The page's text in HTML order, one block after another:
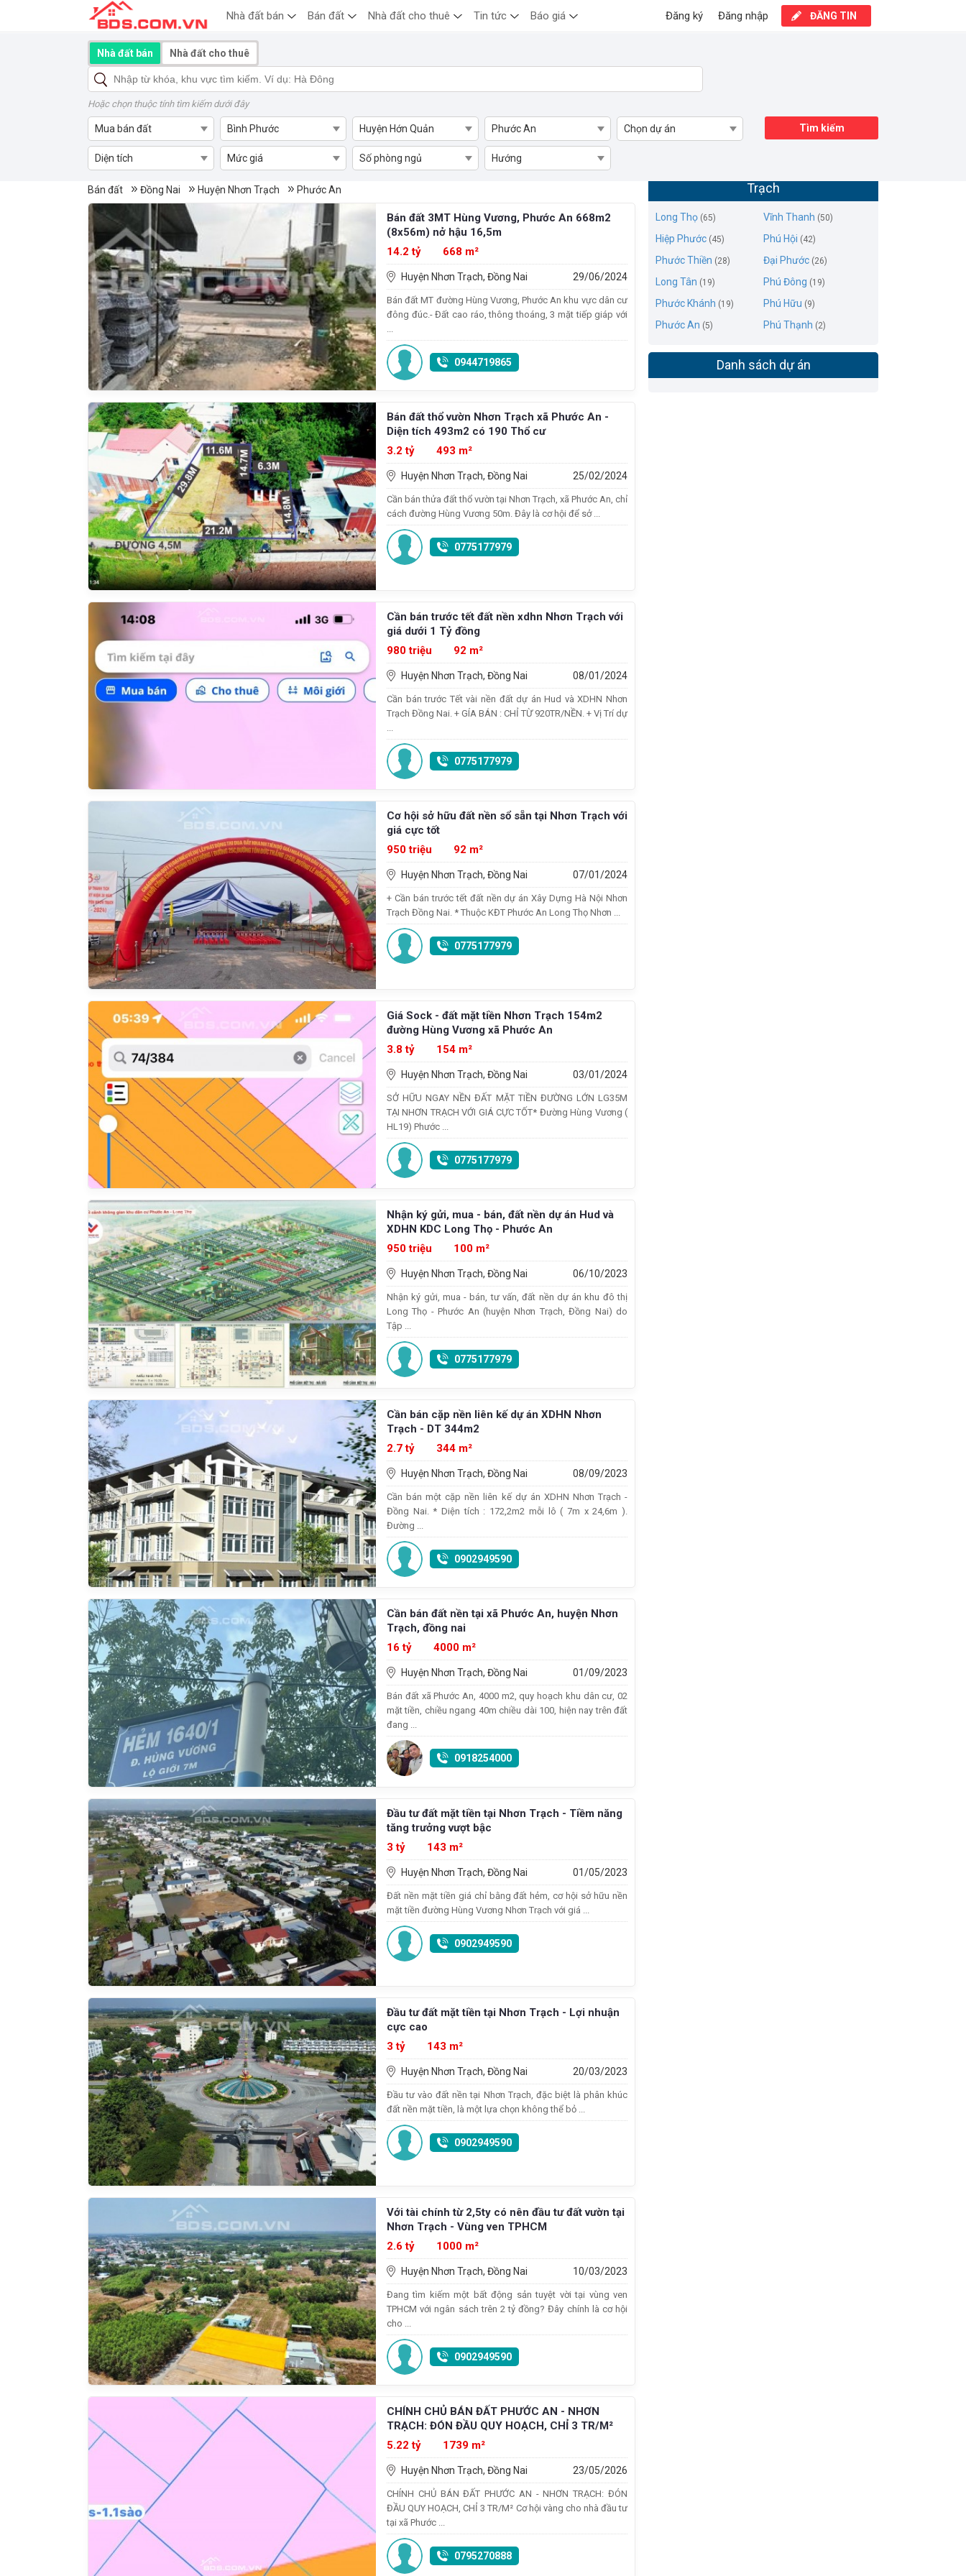
Mua bán đất Phước An, Huyện Nhơn Trạch
Bán đất Đồng Nai Huyện Nhơn Trạch Phước An
Bán đất 3MT Hùng Vương, Phước An 668m2
(8x56m) nở hậu 16,5m
14.2 tỷ
668 m²
Huyện Nhơn Trạch, Đồng Nai 29/06/2024
Bán đất MT đường Hùng Vương, Phước An khu vực dân cư
đông đúc.- Đất cao ráo, thông thoáng, 3 mặt tiếp giáp với
...
0944719865
Bán đất thổ vườn Nhơn Trạch xã Phước An -
Diện tích 493m2 có 190 Thổ cư
3.2 tỷ
493 m²
Huyện Nhơn Trạch, Đồng Nai 25/02/2024
Cần bán thửa đất thổ vườn tại Nhơn Trạch, xã Phước An, chỉ
cách đường Hùng Vương 50m. Đây là cơ hội để sở ...
0775177979
Cần bán trước tết đất nền xdhn Nhơn Trạch với
giá dưới 1 Tỷ đồng
980 triệu
92 m²
Huyện Nhơn Trạch, Đồng Nai 08/01/2024
Cần bán trước Tết vài nền đất dự án Hud và XDHN Nhơn
Trạch Đồng Nai. + GÍA BÁN : CHỈ TỪ 920TR/NỀN. + Vị Trí dự
0775177979
Cơ hội sở hữu đất nền sổ sẵn tại Nhơn Trạch với
giá cực tốt
950 triệu
92 m²
Huyện Nhơn Trạch, Đồng Nai 07/01/2024
+ Cần bán trước tết đất nền dự án Xây Dựng Hà Nội Nhơn
Trạch Đồng Nai. * Thuộc KĐT Phước An Long Thọ Nhơn ...
0775177979
Giá Sock - đất mặt tiền Nhơn Trạch 154m2
đường Hùng Vương xã Phước An
3.8 tỷ
154 m²
Huyện Nhơn Trạch, Đồng Nai 03/01/2024
SỞ HỮU NGAY NỀN ĐẤT MẶT TIỀN ĐƯỜNG LỚN LG35M
TẠI NHƠN TRẠCH VỚI GIÁ CỰC TỐT* Đường Hùng Vương (
HL19) Phước ...
0775177979
Nhận ký gửi, mua - bán, đất nền dự án Hud và
XDHN KDC Long Thọ - Phước An
950 triệu
100 m²
Huyện Nhơn Trạch, Đồng Nai 06/10/2023
Nhận ký gửi, mua - bán, tư vấn, đất nền dự án khu đô thị
Long Thọ - Phước An (huyện Nhơn Trạch, Đồng Nai) do
Tập ...
0775177979
Cần bán cặp nền liên kế dự án XDHN Nhơn
Trạch - DT 344m2
2.7 tỷ
344 m²
Huyện Nhơn Trạch, Đồng Nai 08/09/2023
Cần bán một cặp nền liên kế dự án XDHN Nhơn Trạch -
Đồng Nai. * Diện tích : 172,2m2 mỗi lô ( 7m x 24,6m ).
Đường ...
0902949590
Cần bán đất nền tại xã Phước An, huyện Nhơn
Trạch, đồng nai
16 tỷ
4000 m²
Huyện Nhơn Trạch, Đồng Nai 01/09/2023
Bán đất xã Phước An, 4000 m2, quy hoạch khu dân cư, 02
mặt tiền, chiều ngang 40m chiều dài 100, hiện nay trên đất
đang ...
0918254000
Đầu tư đất mặt tiền tại Nhơn Trạch - Tiềm năng
tăng trưởng vượt bậc
3 tỷ
143 m²
Huyện Nhơn Trạch, Đồng Nai 01/05/2023
Đất nền mặt tiền giá chỉ bằng đất hẻm, cơ hội sở hữu nền
mặt tiền đường Hùng Vương Nhơn Trạch với giá ...
0902949590
Đầu tư đất mặt tiền tại Nhơn Trạch - Lợi nhuận
cực cao
3 tỷ
143 m²
Huyện Nhơn Trạch, Đồng Nai 20/03/2023
Đầu tư vào đất nền tại Nhơn Trạch, đặc biệt là phân khúc
đất nền mặt tiền, là một lựa chọn không thể bỏ ...
0902949590
Với tài chính từ 2,5ty có nên đầu tư đất vườn tại
Nhơn Trạch - Vùng ven TPHCM
2.6 tỷ
1000 m²
Huyện Nhơn Trạch, Đồng Nai 10/03/2023
Đang tìm kiếm một bất động sản tuyệt vời tại vùng ven
TPHCM với ngân sách trên 2 tỷ đồng? Đây chính là cơ hội
cho ...
0902949590
CHÍNH CHỦ BÁN ĐẤT PHƯỚC AN - NHƠN
TRẠCH: ĐÓN ĐẦU QUY HOẠCH, CHỈ 3 TR/M²
5.22 tỷ
1739 m²
Huyện Nhơn Trạch, Đồng Nai 23/05/2026
CHÍNH CHỦ BÁN ĐẤT PHƯỚC AN - NHƠN TRẠCH: ĐÓN
ĐẦU QUY HOẠCH, CHỈ 3 TR/M² Cơ hội vàng cho nhà đầu tư
tại xã Phước ...
0795270888
Trạch
Long Thọ (65) Vĩnh Thanh (50)
Hiệp Phước (45) Phú Hội (42)
Phước Thiền (28) Đại Phước (26)
Long Tân (19) Phú Đông (19)
Phước Khánh (19) Phú Hữu (9)
Phước An (5) Phú Thạnh (2)
Danh sách dự án
Nhà đất bán Nhà đất cho thuê
Hoặc chọn thuộc tính tìm kiếm dưới đây
Mua bán đất Bình Phước Huyện Hớn Quản Phước An Chọn dự án
Diện tích Mức giá Số phòng ngủ Hướng
Tìm kiếm
Nhà đất bán Bán đất Nhà đất cho thuê Tin tức Báo giá ĐĂNG TIN
Đăng nhập
Đăng ký